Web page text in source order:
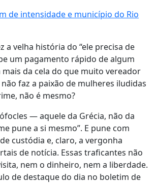
de intensidade e município do Rio
a velha história do “ele precisa de
um pagamento rápido de algum
da cela do que muito vereador
faz a paixão de mulheres iludidas
não é mesmo?
— aquele da Grécia, não da
pune a si mesmo”. E pune com
custódia e, claro, a vergonha
de notícia. Essas traficantes não
nem o dinheiro, nem a liberdade.
de destaque do dia no boletim de